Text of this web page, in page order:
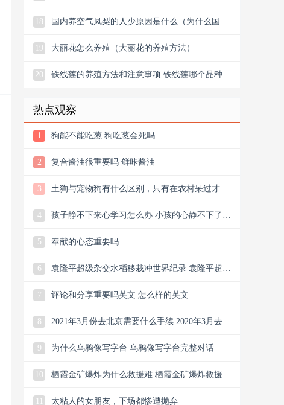
18
国内养空气凤梨的人少原因是什么（为什么国内
19
大丽花怎么养殖（大丽花的养殖方法）
20
铁线莲的养殖方法和注意事项 铁线莲哪个品种最
热点观察
1 狗能不能吃葱 狗吃葱会死吗
2 复合酱油很重要吗 鲜咔酱油
3
土狗与宠物狗有什么区别，只有在农村呆过才知
4
孩子静不下来心学习怎么办 小孩的心静不下了是
5
奉献的心态重要吗
6
袁隆平超级杂交水稻移栽冲世界纪录 袁隆平超级
7
评论和分享重要吗英文 怎么样的英文
8
2021年3月份去北京需要什么手续 2020年3月去北
9
为什么乌鸦像写字台 乌鸦像写字台完整对话
10
栖霞金矿爆炸为什么救援难 栖霞金矿爆炸救援最
太粘人的女朋友，下场都惨遭抛弃